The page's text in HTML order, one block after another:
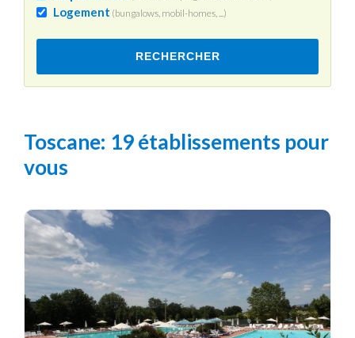
Logement (bungalows, mobil-homes, ...)
RECHERCHER
Toscane: 19 établissements pour
vous